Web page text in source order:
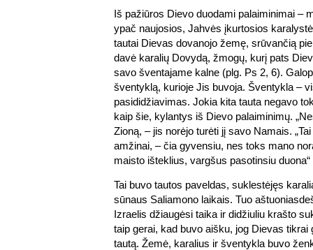
Iš pažiūros Dievo duodami palaiminimai –
ypač naujosios, Jahvės įkurtosios
tautai Dievas dovanojo žemę, srūvančią
davė karalių Dovydą, žmogų, kurį pats
savo šventajame kalne (plg. Ps 2, 6).
šventyklą, kurioje Jis buvoja. Šventykla –
pasididžiavimas. Jokia kita tauta negavo
kaip šie, kylantys iš Dievo palaiminimų.
Zioną, – jis norėjo turėti jį savo Namais.
amžinai, – čia gyvensiu, nes toks mano
maisto išteklius, vargšus pasotinsiu
Tai buvo tautos paveldas, suklestėjęs
sūnaus Saliamono laikais. Tuo
Izraelis džiaugėsi taika ir didžiuliu krašto
taip gerai, kad buvo aišku, jog Dievas tikrai
tautą. Žemė, karalius ir šventykla buvo